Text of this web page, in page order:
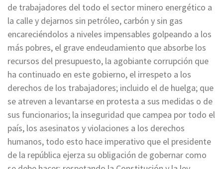
de trabajadores del todo el sector minero energético a
la calle y dejarnos sin petróleo, carbón y sin gas
encareciéndolos a niveles impensables golpeando a los
más pobres, el grave endeudamiento que absorbe los
recursos del presupuesto, la agobiante corrupción que
ha continuado en este gobierno, el irrespeto a los
derechos de los trabajadores; incluido el de huelga; que
se atreven a levantarse en protesta a sus medidas o de
sus funcionarios; la inseguridad que campea por todo el
país, los asesinatos y violaciones a los derechos
humanos, todo esto hace imperativo que el presidente
de la república ejerza su obligación de gobernar como